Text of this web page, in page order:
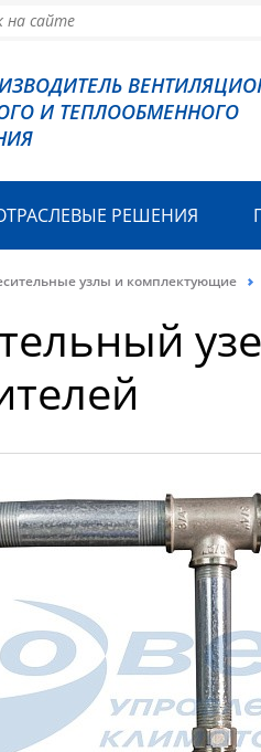
И ТЕПЛООБМЕННОГО
РЕШЕНИЯ
узлы и комплектующие